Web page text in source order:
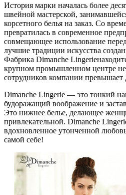
История марки началась более
швейной мастерской,
корсетного белья на заказ. Со
превратилась в современное
совмещающее использование
лучшие традиции искусства
Фабрика Dimanche
крупном промышленном центре
сотрудников компании превышает
Dimanche Lingerie — это тонкий
будоражащий воображение и
Это нижнее белье, делающее
привлекательной. Dimanche
вдохновленное утонченной
самой себе!